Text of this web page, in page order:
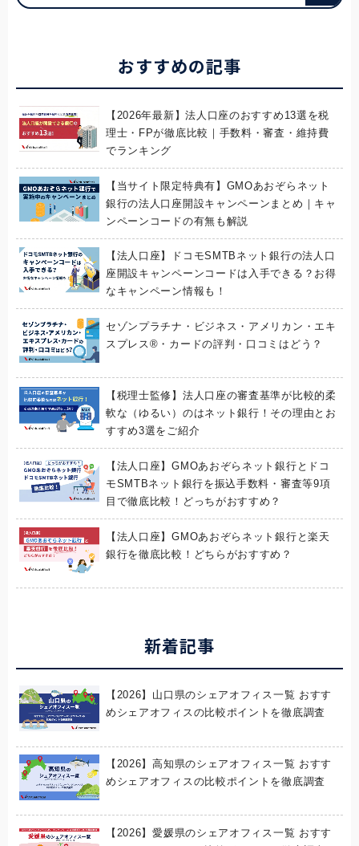
おすすめの記事
【2026年最新】法人口座のおすすめ13選を税
理士・FPが徹底比較｜手数料・審査・維持費
でランキング
【当サイト限定特典有】GMOあおぞらネット
銀行の法人口座開設キャンペーンまとめ｜キャ
ンペーンコードの有無も解説
【法人口座】ドコモSMTBネット銀行の法人口
座開設キャンペーンコードは入手できる？お得
なキャンペーン情報も！
セゾンプラチナ・ビジネス・アメリカン・エキ
スプレス®・カードの評判・口コミはどう？
【税理士監修】法人口座の審査基準が比較的柔
軟な（ゆるい）のはネット銀行！その理由とお
すすめ3選をご紹介
【法人口座】GMOあおぞらネット銀行とドコ
モSMTBネット銀行を振込手数料・審査等9項
目で徹底比較！どっちがおすすめ？
【法人口座】GMOあおぞらネット銀行と楽天
銀行を徹底比較！どちらがおすすめ？
新着記事
【2026】山口県のシェアオフィス一覧 おすす
めシェアオフィスの比較ポイントを徹底調査
【2026】高知県のシェアオフィス一覧 おすす
めシェアオフィスの比較ポイントを徹底調査
【2026】愛媛県のシェアオフィス一覧 おすす